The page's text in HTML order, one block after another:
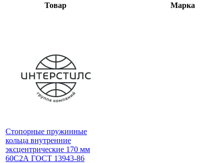
Товар Марка
Стопорные пружинные
кольца внутренние
эксцентрические 170 мм
60С2А ГОСТ 13943-86